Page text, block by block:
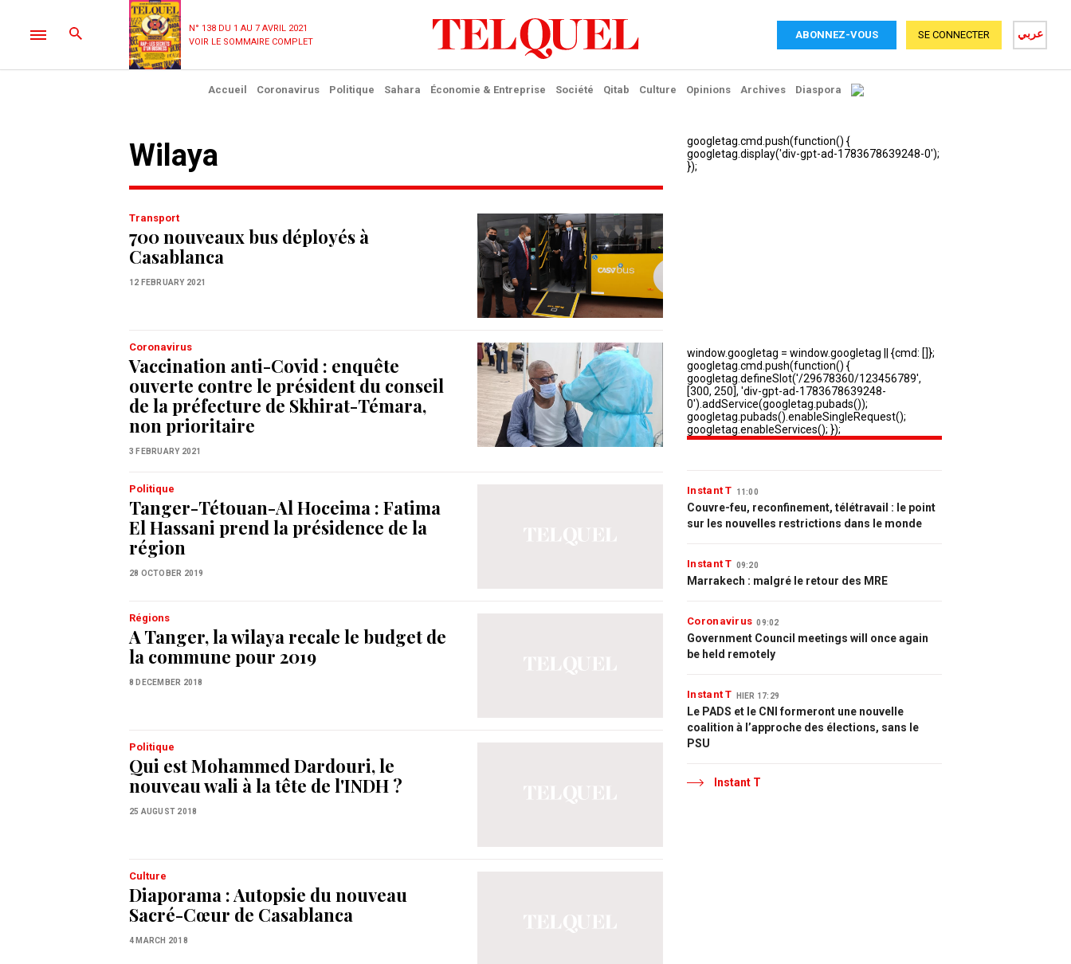
N° 138 DU 1 AU 7 AVRIL 2021
VOIR LE SOMMAIRE COMPLET
ABONNEZ-VOUS عربي SE CONNECTER
Accueil Coronavirus Politique Sahara Économie & Entreprise Société Qitab Culture Opinions Archives Diaspora
Wilaya
Transport
700 nouveaux bus déployés à
Casablanca
12 FEBRUARY 2021
Coronavirus
Vaccination anti-Covid : enquête
ouverte contre le président du conseil
de la préfecture de Skhirat-Témara,
non prioritaire
3 FEBRUARY 2021
Politique
Tanger-Tétouan-Al Hoceima : Fatima
El Hassani prend la présidence de la
région
28 OCTOBER 2019
Régions
A Tanger, la wilaya recale le budget de
la commune pour 2019
8 DECEMBER 2018
Politique
Qui est Mohammed Dardouri, le
nouveau wali à la tête de l'INDH ?
25 AUGUST 2018
Culture
Diaporama : Autopsie du nouveau
Sacré-Cœur de Casablanca
4 MARCH 2018
Instant T 11:00
Couvre-feu, reconfinement, télétravail : le point
sur les nouvelles restrictions dans le monde
Instant T 09:20
Marrakech : malgré le retour des MRE
Coronavirus 09:02
Government Council meetings will once again
be held remotely
Instant T HIER 17:29
Le PADS et le CNI formeront une nouvelle
coalition à l’approche des élections, sans le
PSU
Instant T